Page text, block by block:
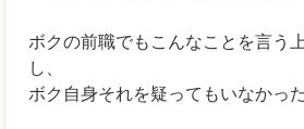
ボクの前職でもこんなことを言う
し、
ボク自身それを疑ってもいなかった